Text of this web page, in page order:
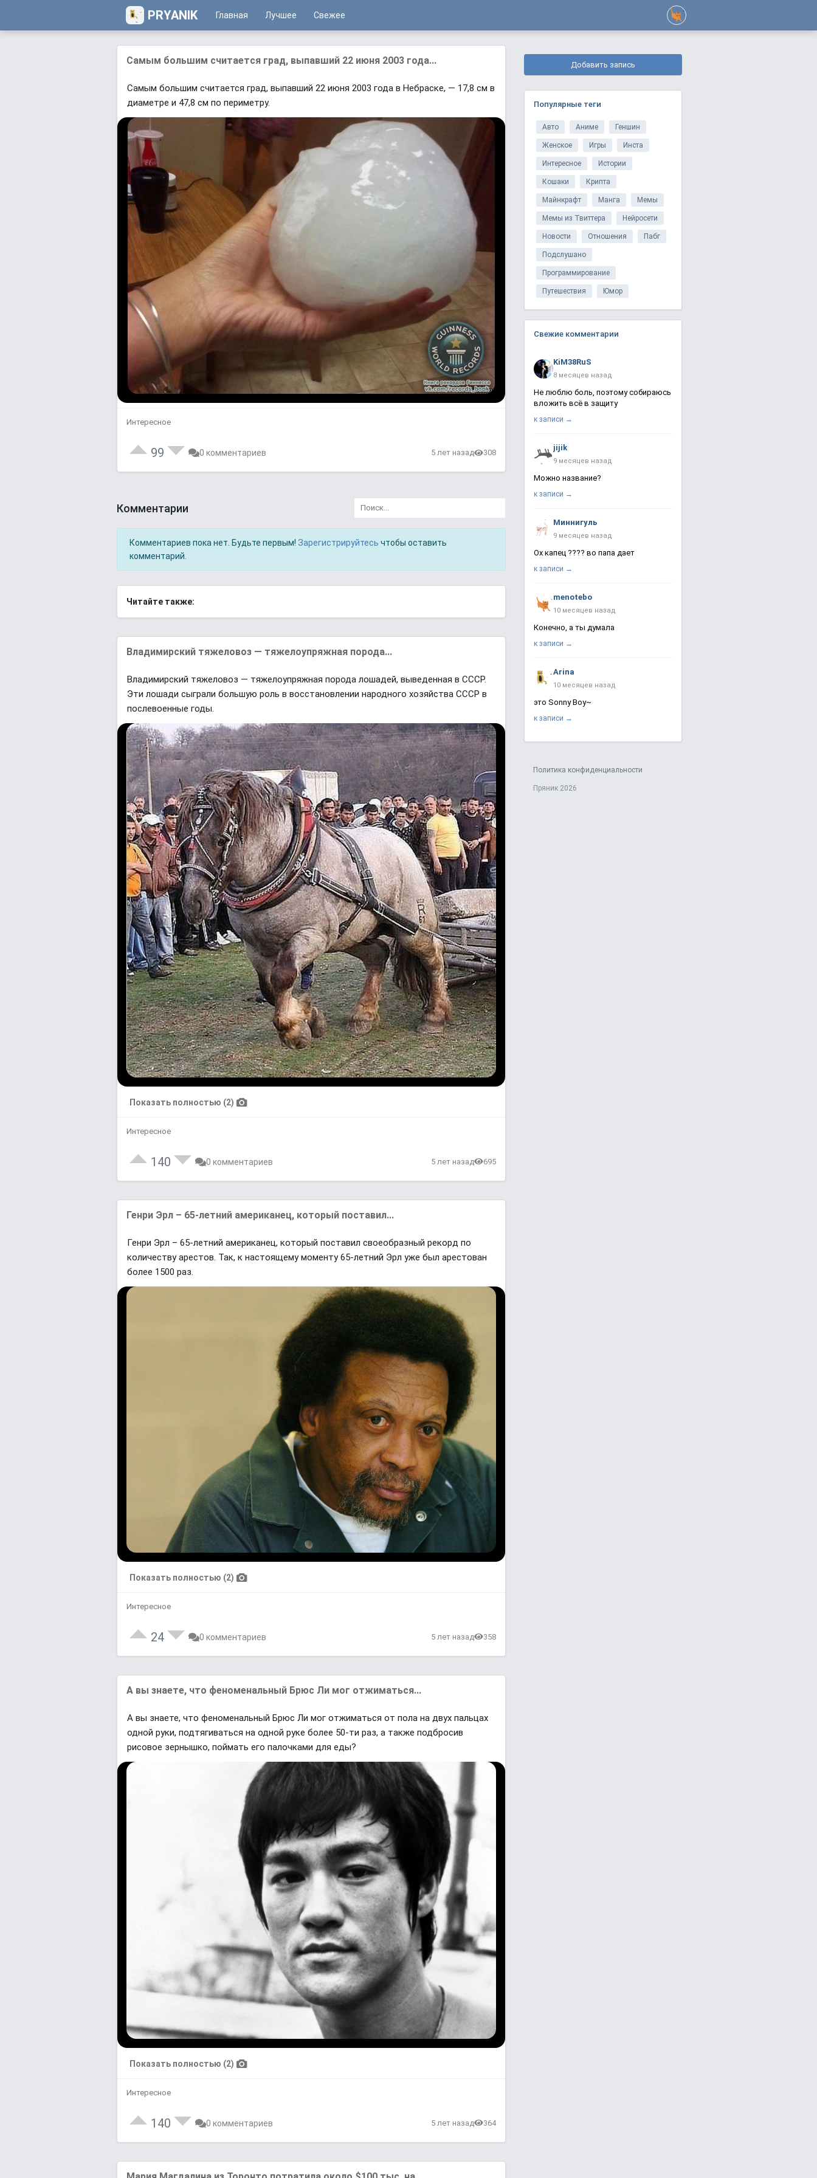
PRYANIK Главная Лучшее Свежее
Самым большим считается град, выпавший 22 июня 2003 года...
Самым большим считается град, выпавший 22 июня 2003 года в Небраске, — 17,8 см в
диаметре и 47,8 см по периметру.
Интересное
99 0 комментариев 5 лет назад 308
Комментарии
Комментариев пока нет. Будьте первым! Зарегистрируйтесь чтобы оставить
комментарий.
Читайте также:
Владимирский тяжеловоз — тяжелоупряжная порода...
Владимирский тяжеловоз — тяжелоупряжная порода лошадей, выведенная в СССР.
Эти лошади сыграли большую роль в восстановлении народного хозяйства СССР в
послевоенные годы.
Показать полностью (2)
Интересное
140 0 комментариев 5 лет назад 695
Генри Эрл – 65-летний американец, который поставил...
Генри Эрл – 65-летний американец, который поставил своеобразный рекорд по
количеству арестов. Так, к настоящему моменту 65-летний Эрл уже был арестован
более 1500 раз.
Показать полностью (2)
Интересное
24 0 комментариев 5 лет назад 358
А вы знаете, что феноменальный Брюс Ли мог отжиматься...
А вы знаете, что феноменальный Брюс Ли мог отжиматься от пола на двух пальцах
одной руки, подтягиваться на одной руке более 50-ти раз, а также подбросив
рисовое зернышко, поймать его палочками для еды?
Показать полностью (2)
Интересное
140 0 комментариев 5 лет назад 364
Добавить запись
Популярные теги
Авто Аниме Геншин
Женское Игры Инста
Интересное Истории
Кошаки Крипта
Майнкрафт Манга Мемы
Мемы из Твиттера Нейросети
Новости Отношения Пабг
Подслушано
Программирование
Путешествия Юмор
Свежие комментарии
KiM38RuS
8 месяцев назад
Не люблю боль, поэтому собираюсь
вложить всё в защиту
к записи →
jijik
9 месяцев назад
Можно название?
к записи →
Миннигуль
9 месяцев назад
Ох капец ???? во папа дает
к записи →
menotebo
10 месяцев назад
Конечно, а ты думала
к записи →
Arina
10 месяцев назад
это Sonny Boy~
к записи →
Политика конфиденциальности
Пряник 2026